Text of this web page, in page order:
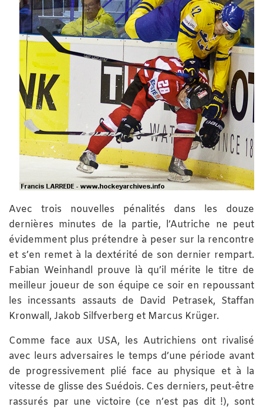
Avec trois nouvelles pénalités dans les douze
dernières minutes de la partie, l’Autriche ne peut
évidemment plus prétendre à peser sur la rencontre
et s’en remet à la dextérité de son dernier rempart.
Fabian Weinhandl prouve là qu’il mérite le titre de
meilleur joueur de son équipe ce soir en repoussant
les incessants assauts de David Petrasek, Staffan
Kronwall, Jakob Silfverberg et Marcus Krüger.
Comme face aux USA, les Autrichiens ont rivalisé
avec leurs adversaires le temps d’une période avant
de progressivement plié face au physique et à la
vitesse de glisse des Suédois. Ces derniers, peut-être
rassurés par une victoire (ce n’est pas dit !), sont